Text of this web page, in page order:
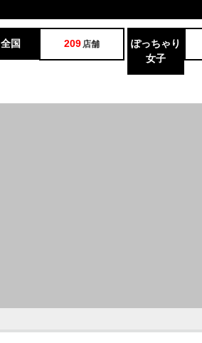
全国 209 店舗
ぽっちゃり
女子